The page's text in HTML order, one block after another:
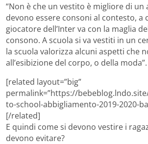
“Non è che un vestito è migliore di un
devono essere consoni al contesto, a
giocatore dell’Inter va con la maglia
consono. A scuola si va vestiti in un
la scuola valorizza alcuni aspetti che
all’esibizione del corpo, o della moda”.
[related layout=”big”
permalink=”https://
to-school-abbigliamento-2019-2020-
[/related]
E quindi come si devono vestire i
devono evitare?